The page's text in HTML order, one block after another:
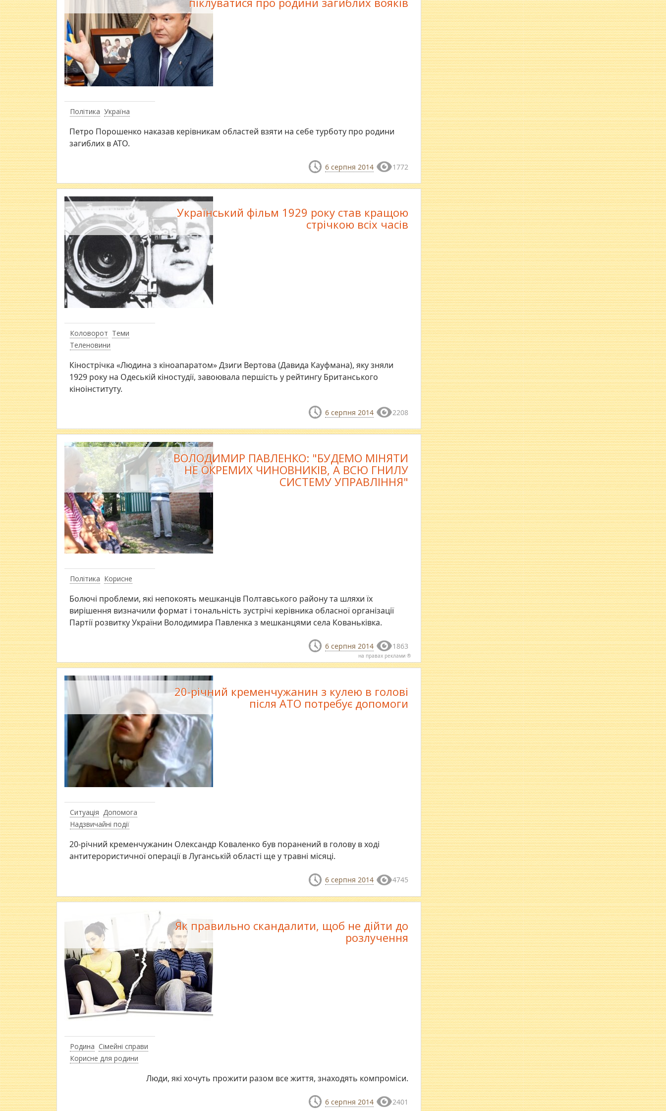
Політика Україна
​Петро Порошенко наказав керівникам областей взяти на себе турботу про родини
загиблих в АТО.
6 серпня 2014 1772
Коловорот Теми
Теленовини
Український фільм 1929 року став кращою
стрічкою всіх часів
Кінострічка «Людина з кіноапаратом» Дзиги Вертова (Давида Кауфмана), яку зняли
1929 року на Одеській кіностудії, завоювала першість у рейтингу Британського
кіноінституту.
6 серпня 2014 2208
Політика Корисне
ВОЛОДИМИР ПАВЛЕНКО: "БУДЕМО МІНЯТИ
НЕ ОКРЕМИХ ЧИНОВНИКІВ, А ВСЮ ГНИЛУ
СИСТЕМУ УПРАВЛІННЯ"
Болючі проблеми, які непокоять мешканців Полтавського району та шляхи їх
вирішення визначили формат і тональність зустрічі керівника обласної організації
Партії розвитку України Володимира Павленка з мешканцями села Кованьківка.
6 серпня 2014 1863
на правах реклами ®
Ситуація Допомога
Надзвичайні події
20-річний кременчужанин з кулею в голові
після АТО потребує допомоги
20-річний кременчужанин Олександр Коваленко був поранений в голову в ході
антитерористичної операції в Луганській області ще у травні місяці.
6 серпня 2014 4745
Родина Сімейні справи
Корисне для родини
Як правильно скандалити, щоб не дійти до
розлучення
Люди, які хочуть прожити разом все життя, знаходять компроміси.
6 серпня 2014 2401